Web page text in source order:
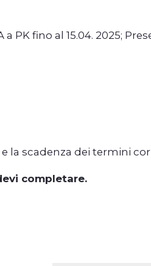
PK fino al 15.04. 2025;
la scadenza dei termini
completare.